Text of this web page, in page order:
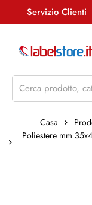
Servizio Clienti
Whatsapp:
Casa
Poliestere mm